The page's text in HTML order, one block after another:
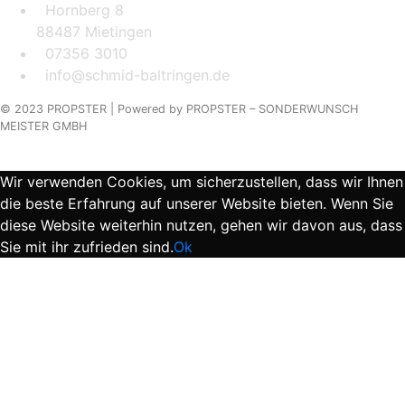
Hornberg 8
88487 Mietingen
07356 3010
info@schmid-baltringen.de
© 2023 PROPSTER | Powered by PROPSTER – SONDERWUNSCH
MEISTER GMBH
Wir verwenden Cookies, um sicherzustellen, dass wir Ihnen
die beste Erfahrung auf unserer Website bieten. Wenn Sie
diese Website weiterhin nutzen, gehen wir davon aus, dass
Sie mit ihr zufrieden sind.Ok